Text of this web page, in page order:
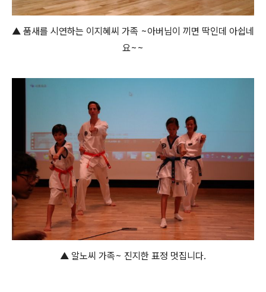
▲ 품새를 시연하는 이지혜씨 가족 ~아버님이 끼면 딱인데 아쉽네
요~~
▲ 알노씨 가족~ 진지한 표정 멋집니다.